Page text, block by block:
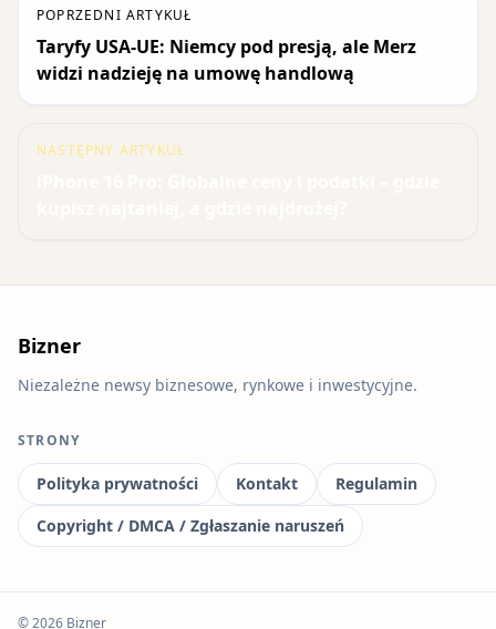
POPRZEDNI ARTYKUŁ
Taryfy USA-UE: Niemcy pod presją, ale Merz
widzi nadzieję na umowę handlową
NASTĘPNY ARTYKUŁ
Bizner
Niezależne newsy biznesowe, rynkowe i inwestycyjne.
STRONY
Polityka prywatności Kontakt
Regulamin
Copyright / DMCA / Zgłaszanie naruszeń
© 2026 Bizner